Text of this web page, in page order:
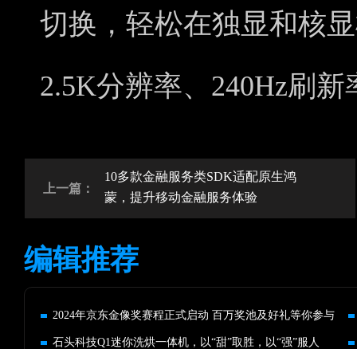
切换，轻松在独显和核
2.5K分辨率、240Hz刷新
上一篇：
10多款金融服务类SDK适配原生鸿
蒙，提升移动金融服务体验
编辑推荐
2024年京东金像奖赛程正式启动 百万奖池及好礼等你参与
石头科技Q1迷你洗烘一体机，以“甜”取胜，以“强”服人